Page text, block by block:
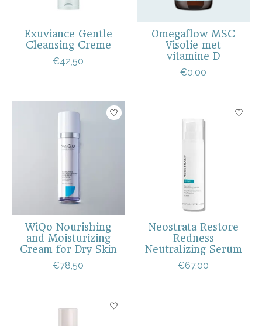
Exuviance Gentle
Cleansing Creme
€42,50
Omegaflow MSC
Visolie met
vitamine D
€0,00
WiQo Nourishing
and Moisturizing
Cream for Dry Skin
€78,50
Neostrata Restore
Redness
Neutralizing Serum
€67,00